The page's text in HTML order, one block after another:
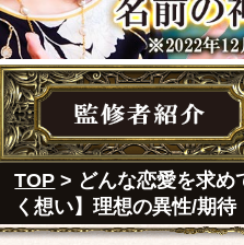
TOP > どんな恋愛を求め
く想い】理想の異性/期待